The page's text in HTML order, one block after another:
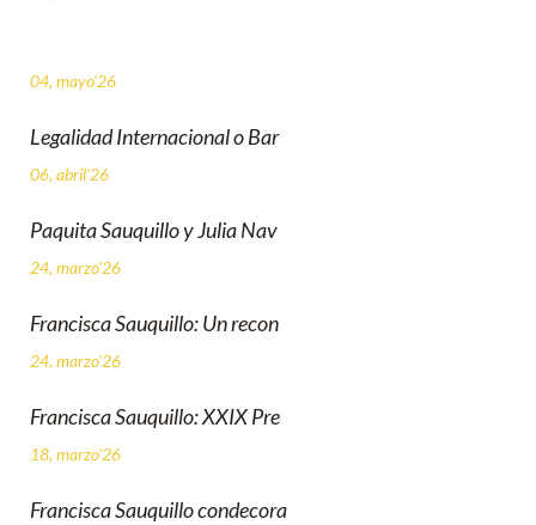
04, mayo'26
Legalidad Internacional o Bar
06, abril'26
Paquita Sauquillo y Julia Nav
24, marzo'26
Francisca Sauquillo: Un recon
24, marzo'26
Francisca Sauquillo: XXIX Pre
18, marzo'26
Francisca Sauquillo condecora